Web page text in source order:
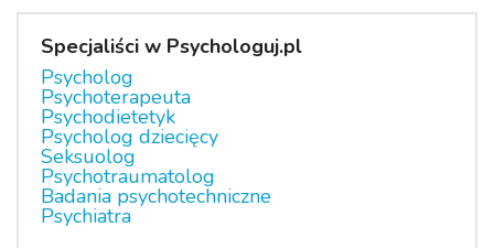
Specjaliści w Psychologuj.pl
Psycholog
Psychoterapeuta
Psychodietetyk
Psycholog dziecięcy
Seksuolog
Psychotraumatolog
Badania psychotechniczne
Psychiatra